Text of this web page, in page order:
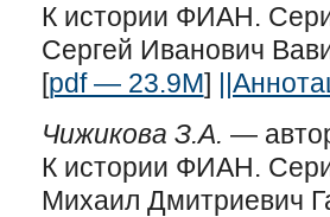
К истории ФИАН.
Сергей Иванович
[pdf — 23.9M] |
Чижикова З.А. —
К истории ФИАН.
Михаил Дмитриевич